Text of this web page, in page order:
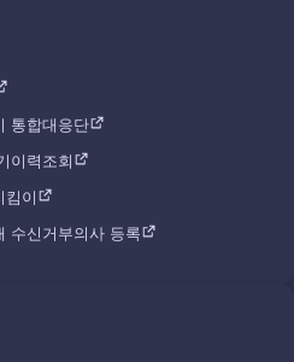
통합대응단
이력조회
킴이
수신거부의사 등록